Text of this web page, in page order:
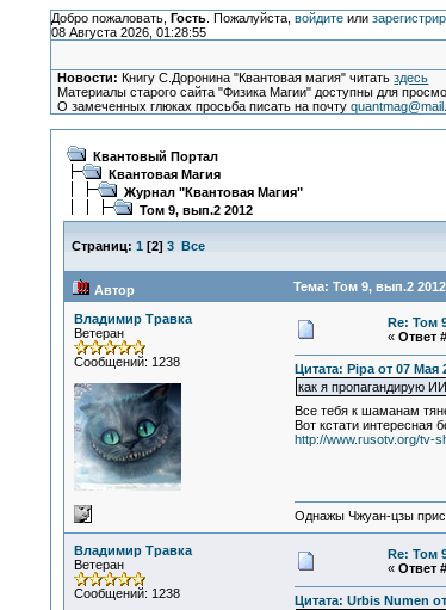
Добро пожаловать, Гость. Пожалуйста, войдитеили
08 Августа 2026, 01:28:55
Новости: Книгу С.Доронина "Квантовая магия" читатьздесь
Материалы старого сайта "Физика Магии" доступны для
О замеченных глюках просьба писать на почту
Квантовый Портал
Квантовая Магия
Журнал "Квантовая Магия"
Том 9, вып.2 2012
Страниц: 1 [2] 3 Все
Автор Тема: Том 9, вып.2
Владимир Травка
Ветеран
Сообщений: 1238
Re: Том
« Ответ
Цитата: Pipa от 07 Мая
как я пропагандирую
Все тебя к шаманам
Вот кстати интересная
http://www.rusotv.org/tv-
Однажы Чжуан-цзы
Владимир Травка
Ветеран
Сообщений: 1238
Re: Том
« Ответ
Цитата: Urbis Numen